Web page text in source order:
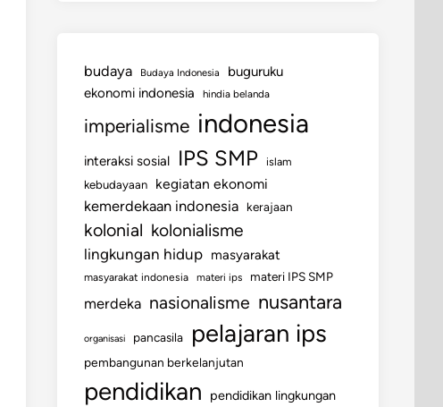
budaya Budaya Indonesia
buguruku
ekonomi indonesia
hindia belanda
imperialisme indonesia
interaksi sosial IPS SMP
islam
kebudayaan
kegiatan ekonomi
kemerdekaan indonesia kerajaan
kolonial kolonialisme
lingkungan hidup masyarakat
masyarakat indonesia materi ips materi IPS SMP
merdeka nasionalisme nusantara
organisasi pancasila pelajaran ips
pembangunan berkelanjutan
pendidikan pendidikan lingkungan